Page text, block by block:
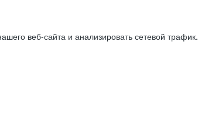
веб-сайта и анализировать сетевой трафик.